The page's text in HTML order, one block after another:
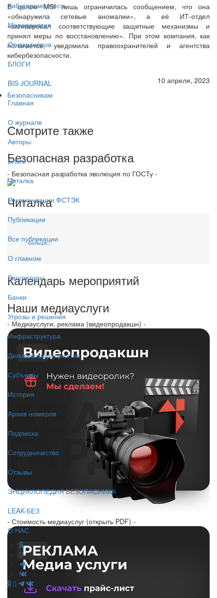
Киберграмотность
Мероприятия
От партнёров
БЛОГИ
BIS JOURNAL
Главная
О журнале
Авторы
Блоги
Читалка
Рекомендации ФСТЭК
Публикации
Все публикации
О главном
Регуляторы
Банки
Угрозы и решения
Инфраструктура
Деловые мероприятия
Субъекты
История
Архив номеров
Подписка
Сотрудничество
Отзывы
ЭНЦИКЛОПЕДИЯ БЕЗОПАСНИКА
LEAK-БЕЗ
О НАС
В целом MSI лишь ограничилась сообщением, что она
«обнаружила сетевые аномалии», а её ИТ-отдел
«активировал соответствующие защитные механизмы и
принял меры по восстановлению». При этом компания, как
полагается, уведомила правоохранителей и агентства
кибербезопасности.
10 апреля, 2023
Безопасникам
Смотрите также
Безопасная разработка
- Безопасная разработка эволюция по ГОСТу -
Читалка
Больше...
Календарь мероприятий
Наши медиауслуги
- Медиауслуги, реклама (видеопродакшн) -
- Стоимость медиауслуг (открыть PDF) -